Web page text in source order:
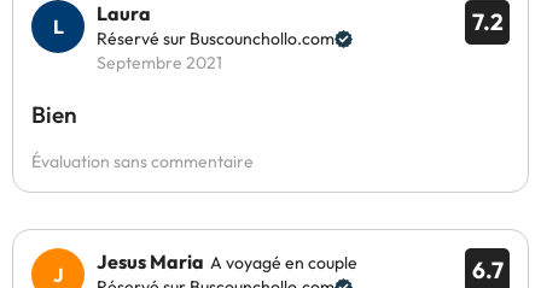
7.2
Laura
Réservé sur Buscounchollo.com
Septembre 2021
Bien
Évaluation sans commentaire
6.7
Jesus Maria A voyagé en couple